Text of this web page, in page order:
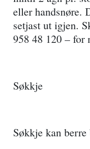
eller handsnøre.
setjast ut igjen.
958 48 120 – for
Søkkje
Søkkje kan